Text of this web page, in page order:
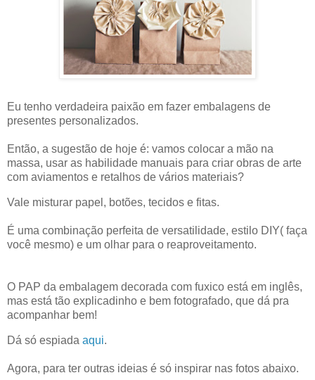
Eu tenho verdadeira paixão em fazer embalagens de
presentes personalizados.
Então, a sugestão de hoje é: vamos colocar a mão na
massa, usar as habilidade manuais para criar obras de arte
com aviamentos e retalhos de vários materiais?
Vale misturar papel, botões, tecidos e fitas.
É uma combinação perfeita de versatilidade, estilo DIY( faça
você mesmo) e um olhar para o reaproveitamento.
O PAP da embalagem decorada com fuxico está em inglês,
mas está tão explicadinho e bem fotografado, que dá pra
acompanhar bem!
Dá só espiada aqui.
Agora, para ter outras ideias é só inspirar nas fotos abaixo.